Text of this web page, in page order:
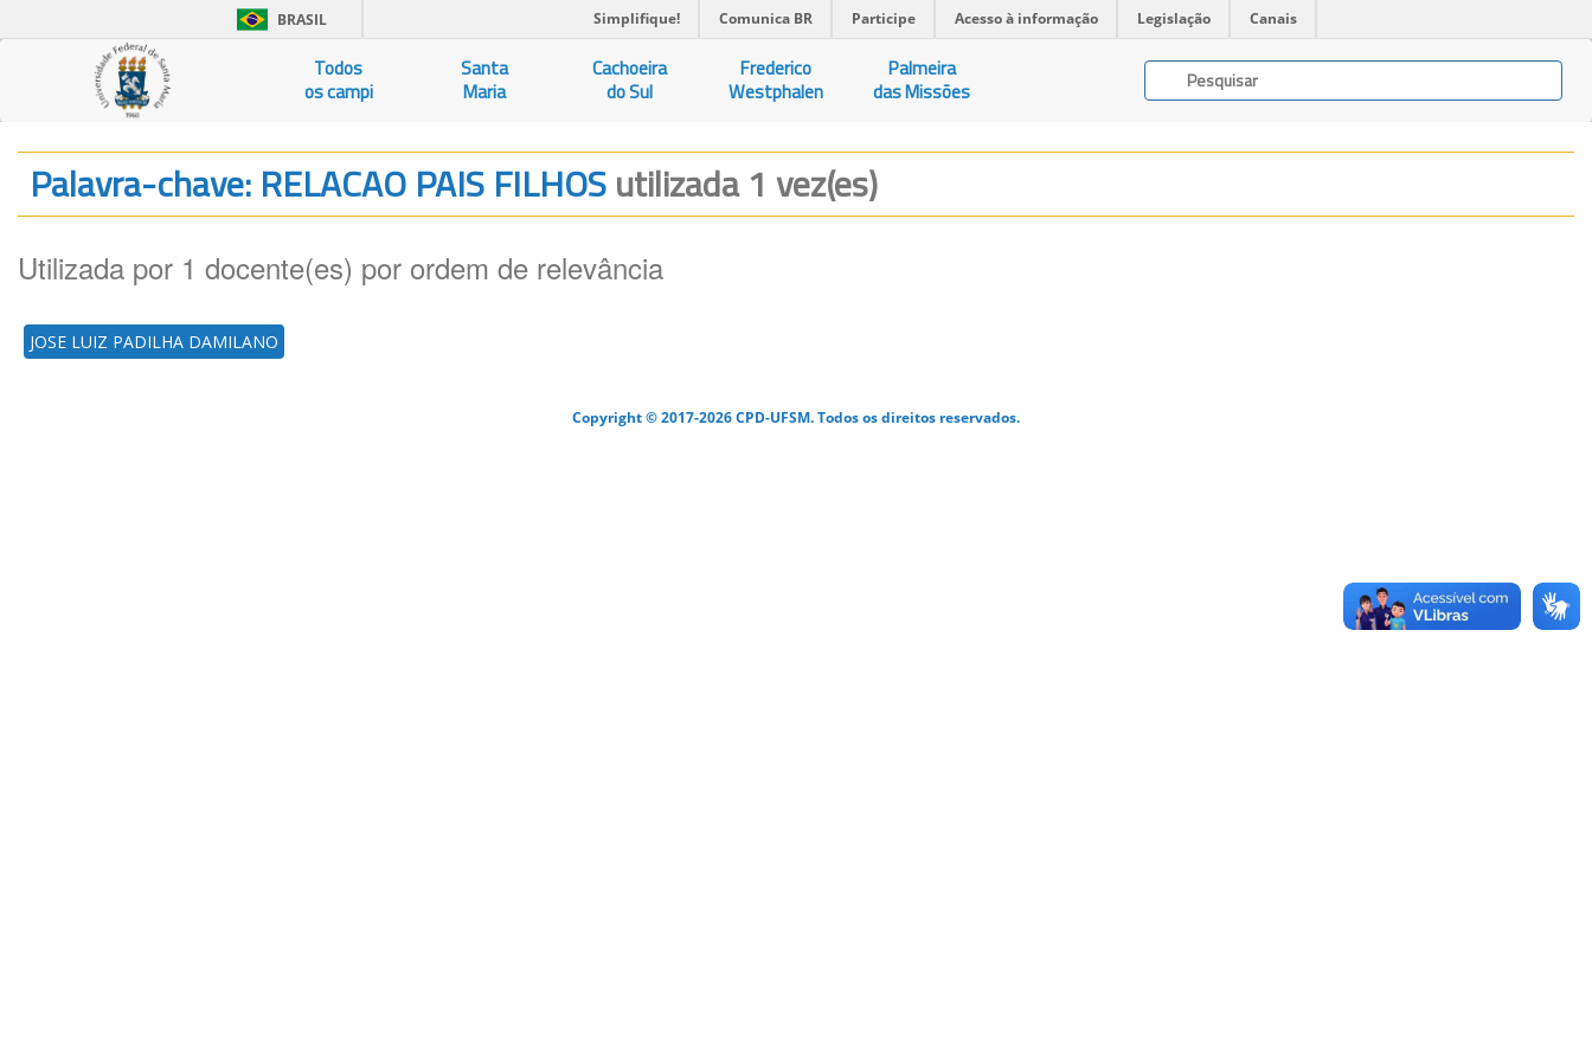
BRASIL Simplifique! Comunica BR Participe Acesso à informação Legislação Canais
Todos
os campi
Santa
Maria
Cachoeira
do Sul
Frederico
Westphalen
Palmeira
das Missões
Palavra-chave: RELACAO PAIS FILHOSutilizada 1 vez(es)
Utilizada por 1 docente(es) por ordem de relevância
JOSE LUIZ PADILHA DAMILANO
Copyright © 2017-2026 CPD-UFSM. Todos os direitos reservados.